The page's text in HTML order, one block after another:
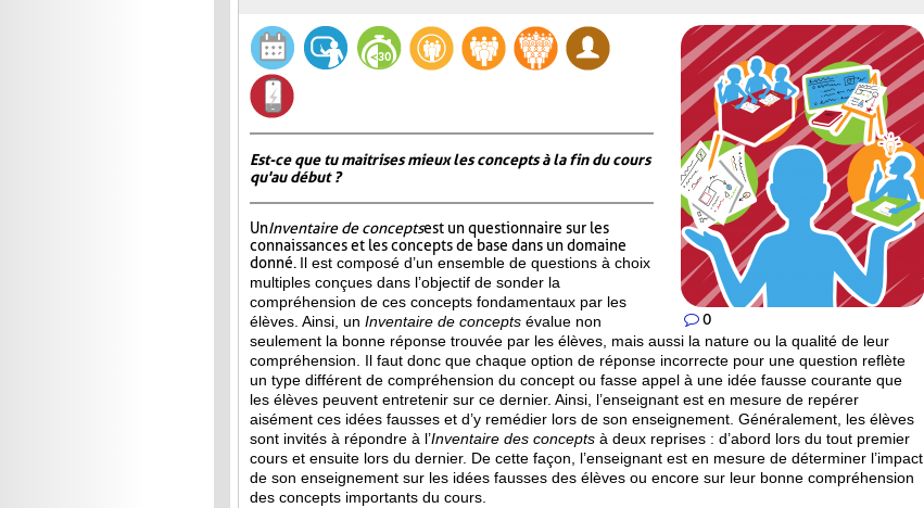
0
Est-ce que tu maitrises mieux les concepts à la fin du cours
qu'au début ?
UnInventaire de conceptsest un questionnaire sur les
connaissances et les concepts de base dans un domaine
donné. Il est composé d’un ensemble de questions à choix
multiples conçues dans l’objectif de sonder la
compréhension de ces concepts fondamentaux par les
élèves. Ainsi, un Inventaire de concepts évalue non
seulement la bonne réponse trouvée par les élèves, mais aussi la nature ou la qualité de leur
compréhension. Il faut donc que chaque option de réponse incorrecte pour une question reflète
un type différent de compréhension du concept ou fasse appel à une idée fausse courante que
les élèves peuvent entretenir sur ce dernier. Ainsi, l’enseignant est en mesure de repérer
aisément ces idées fausses et d’y remédier lors de son enseignement. Généralement, les élèves
sont invités à répondre à l’Inventaire des concepts à deux reprises : d’abord lors du tout premier
cours et ensuite lors du dernier. De cette façon, l’enseignant est en mesure de déterminer l’impact
de son enseignement sur les idées fausses des élèves ou encore sur leur bonne compréhension
des concepts importants du cours.